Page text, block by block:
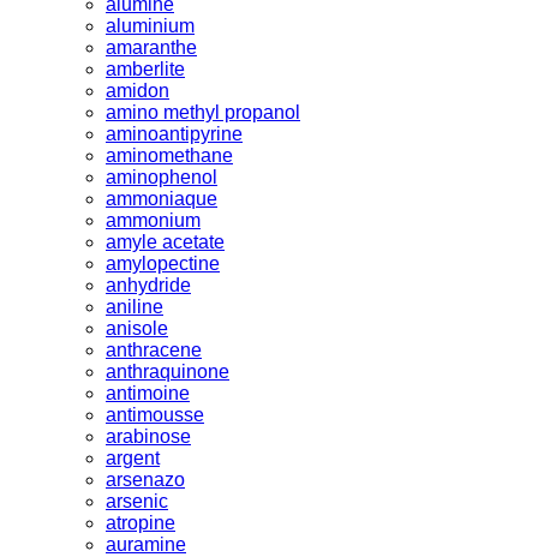
aluminium
amaranthe
amberlite
amidon
amino methyl propanol
aminoantipyrine
aminomethane
aminophenol
ammoniaque
ammonium
amyle acetate
amylopectine
anhydride
aniline
anisole
anthracene
anthraquinone
antimoine
antimousse
arabinose
argent
arsenazo
arsenic
atropine
auramine